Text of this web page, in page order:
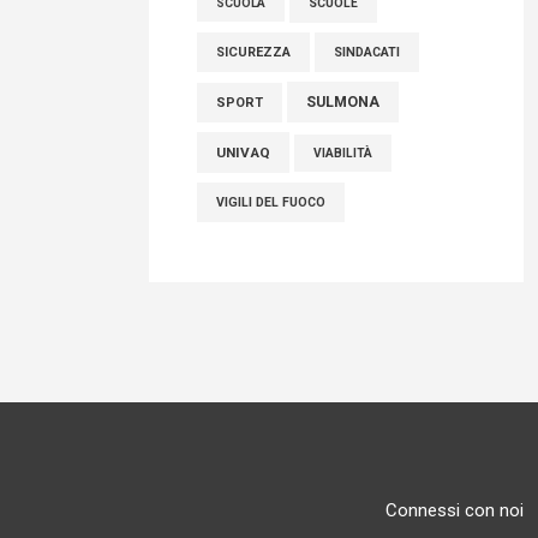
SCUOLA
SICUREZZA SINDACATI
SPORT SULMONA
UNIVAQ VIABILITÀ
VIGILI DEL FUOCO
Connessi con noi